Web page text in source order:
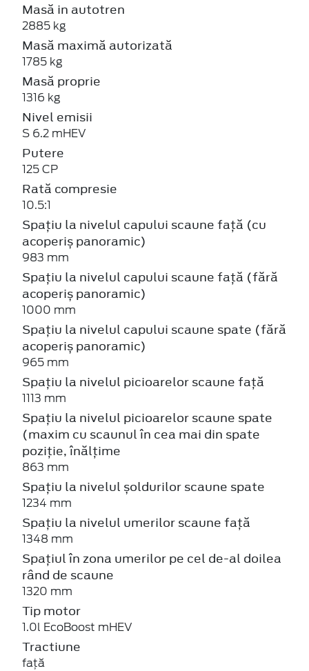
Masă in autotren
2885 kg
Masă maximă autorizată
1785 kg
Masă proprie
1316 kg
Nivel emisii
S 6.2 mHEV
Putere
125 CP
Rată compresie
10.5:1
Spațiu la nivelul capului scaune față (cu
acoperiș panoramic)
983 mm
Spațiu la nivelul capului scaune față (fără
acoperiș panoramic)
1000 mm
Spațiu la nivelul capului scaune spate (fără
acoperiș panoramic)
965 mm
Spațiu la nivelul picioarelor scaune față
1113 mm
Spațiu la nivelul picioarelor scaune spate
(maxim cu scaunul în cea mai din spate
poziție, înălțime
863 mm
Spațiu la nivelul șoldurilor scaune spate
1234 mm
Spațiu la nivelul umerilor scaune față
1348 mm
Spațiul în zona umerilor pe cel de-al doilea
rând de scaune
1320 mm
Tip motor
1.0l EcoBoost mHEV
Tractiune
față